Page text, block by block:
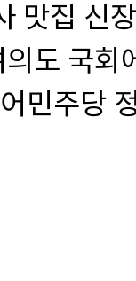
맛집 신
도 국회
민주당